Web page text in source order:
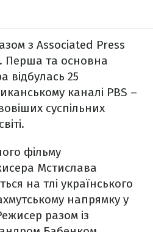
з Associated Press
Перша та основна
відбулась 25
каналі PBS –
суспільних
фільму
Мстислава
на тлі українського
напрямку у
разом із